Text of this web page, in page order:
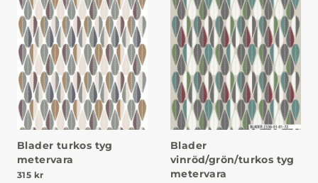
Blader turkos tyg
metervara
315 kr
Blader
vinröd/grön/turkos tyg
metervara